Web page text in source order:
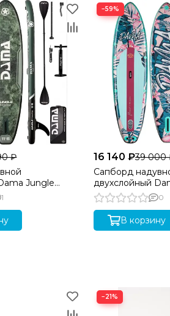
₽
Jungle
1
−59%
16 140 ₽39 000
Сапборд
двухслойный
Flower 320 см 0
В корзину
−21%